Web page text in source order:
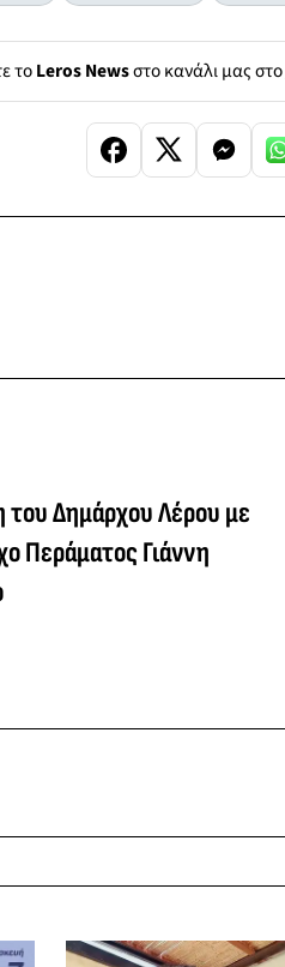
τοLeros Newsστο κανάλι μας στο
του Δημάρχου Λέρου με
Περάματος Γιάννη